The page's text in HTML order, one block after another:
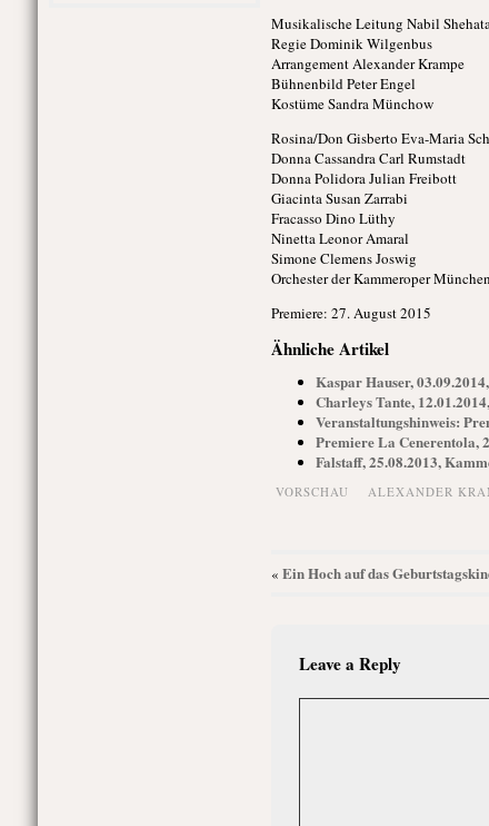
Musikalische Leitung Nabil
Regie Dominik Wilgenbus
Arrangement Alexander Krampe
Bühnenbild Peter Engel
Kostüme Sandra Münchow
Rosina/Don Gisberto Eva-Maria
Donna Cassandra Carl Rumstadt
Donna Polidora Julian Freibott
Giacinta Susan Zarrabi
Fracasso Dino Lüthy
Ninetta Leonor Amaral
Simone Clemens Joswig
Orchester der Kammeroper München
Premiere: 27. August 2015
Ähnliche Artikel
Kaspar Hauser,
Charleys Tante,
Veranstaltungshinweis:
Premiere La Cenerentola,
Falstaff, 25.08.2013,
VORSCHAU ALEXANDER
« Ein Hoch auf das
Leave a Reply